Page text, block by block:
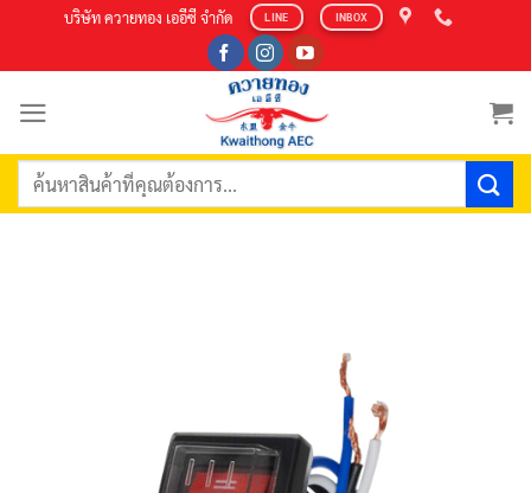
content
บริษัท ควายทอง เออีซี จำกัด LINE INBOX
ค้นหา: